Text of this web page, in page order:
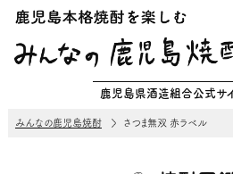
鹿児島県酒造組合公式サイ
みんなの鹿児島焼酎 さつま無双 赤ラベル